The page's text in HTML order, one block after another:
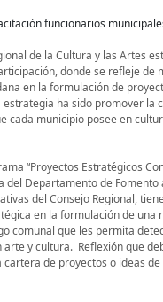
de la Cultura y las Artes
donde se refleje de
en la formulación de
ha sido promover la
cada municipio posee en
“Proyectos Estratégicos
del Departamento de Fomento
del Consejo Regional,
en la formulación de una
comunal que les permita
arte y cultura. Reflexión que
cartera de proyectos o ideas